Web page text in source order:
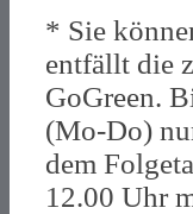
* Sie
entfällt die
GoGreen.
(Mo-Do)
dem
12.00 Uhr